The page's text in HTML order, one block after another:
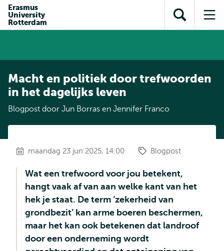
inhoud
Direct naar
subnavigatie
Erasmus
University
Rotterdam
Toon
zoekveld
Macht en politiek door trefwoorden
in het dagelijks leven
Blogpost door Jun Borras en Jennifer Franco
maandag 23 jun 2025, 14:00 Blogpost
Wat een trefwoord voor jou betekent,
hangt vaak af van aan welke kant van het
hek je staat. De term ‘zekerheid van
grondbezit’ kan arme boeren beschermen,
maar het kan ook betekenen dat landroof
door een onderneming wordt